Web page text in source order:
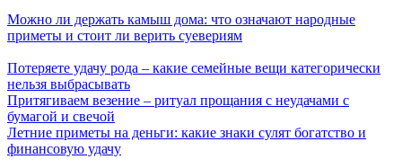
Можно ли держать камыш дома: что означают народные
приметы и стоит ли верить суевериям
Потеряете удачу рода – какие семейные вещи категорически
нельзя выбрасывать
Притягиваем везение – ритуал прощания с неудачами с
бумагой и свечой
Летние приметы на деньги: какие знаки сулят богатство и
финансовую удачу